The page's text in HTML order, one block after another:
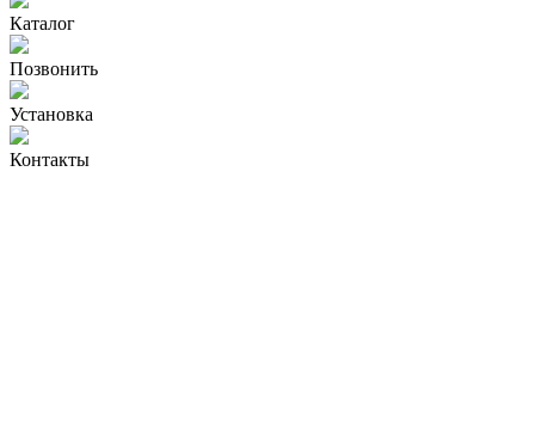
Каталог
Позвонить
Установка
Контакты